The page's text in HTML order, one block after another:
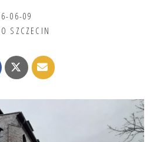
06-09
SZCZECIN